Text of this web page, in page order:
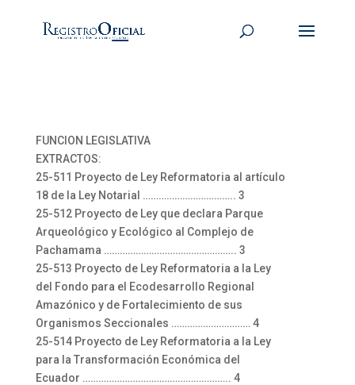
FUNCION LEGISLATIVA
EXTRACTOS:
25-511 Proyecto de Ley Reformatoria al artículo
18 de la Ley Notarial …………………………….. 3
25-512 Proyecto de Ley que declara Parque
Arqueológico y Ecológico al Complejo de
Pachamama ………………………………………….. 3
25-513 Proyecto de Ley Reformatoria a la Ley
del Fondo para el Ecodesarrollo Regional
Amazónico y de Fortalecimiento de sus
Organismos Seccionales ………………………… 4
25-514 Proyecto de Ley Reformatoria a la Ley
para la Transformación Económica del
Ecuador ……………………………………………….. 4